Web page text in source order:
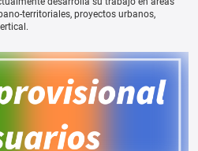
territoriales, proyectos urbanos,